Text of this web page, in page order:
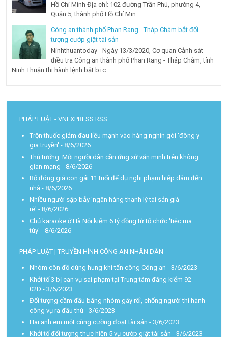
Hồ Chí Minh Địa chỉ: 102 đường Trần Phú, phường 4,
Quận 5, thành phố Hồ Chí Min...
Công an thành phố Phan Rang - Tháp Chàm bắt đối
tượng cướp giật tài sản
Ninhthuantoday - Ngày 13/3/2020, Cơ quan Cảnh sát
điều tra Công an thành phố Phan Rang - Tháp Chàm, tỉnh
Ninh Thuận thi hành lệnh bắt bị c...
PHÁP LUẬT - VNEXPRESS RSS
Trộn thuốc giảm đau liều mạnh vào hàng nghìn gói 'đông y
gia truyền' - 8/6/2026
Thủ tướng: Mỗi người dân cần ứng xử văn minh trên không
gian mạng - 8/6/2026
Bố đóng giả con gái 11 tuổi để dụ nghi phạm hiếp dâm đến
nhà - 8/6/2026
Nhiều người sập bẫy 'ngân hàng thanh lý tài sản giá
rẻ' - 8/6/2026
Chủ karaoke ở Hà Nội kiếm 6 tỷ đồng từ tổ chức 'tiệc ma
túy' - 8/6/2026
PHÁP LUẬT | TRUYỀN HÌNH CÔNG AN NHÂN DÂN
Nhóm côn đồ dùng hung khí tấn công Công an - 3/6/2023
Khởi tố 3 bị can vụ sai phạm tại Trung tâm đăng kiểm 92-
02D - 3/6/2023
Đối tượng cầm đầu băng nhóm gây rối, chống người thi hành
công vụ ra đầu thú - 3/6/2023
Hai anh em ruột cùng cưỡng đoạt tài sản - 3/6/2023
Khởi tố đối tượng thực hiện 5 vụ cướp giật tài sản - 3/6/2023